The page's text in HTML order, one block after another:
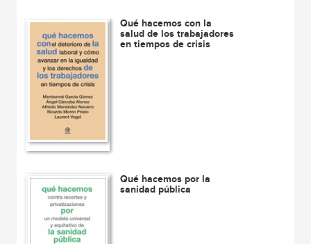
Qué hacemos con la
salud de los trabajadores
en tiempos de crisis
Qué hacemos por la
sanidad pública